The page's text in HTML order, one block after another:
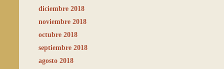
diciembre 2018
noviembre 2018
octubre 2018
septiembre 2018
agosto 2018